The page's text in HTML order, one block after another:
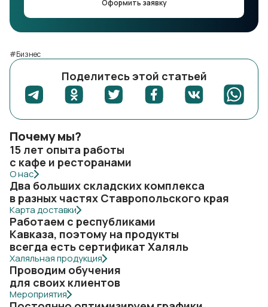
Оформить заявку
#Бизнес
Поделитесь этой статьей
Почему мы?
15 лет опыта работы
с кафе и ресторанами
О нас
Два больших складских комплекса
в разных частях Ставропольского края
Карта доставки
Работаем с республиками
Кавказа, поэтому на продукты
всегда есть сертификат Халяль
Халяльная продукция
Проводим обучения
для своих клиентов
Мероприятия